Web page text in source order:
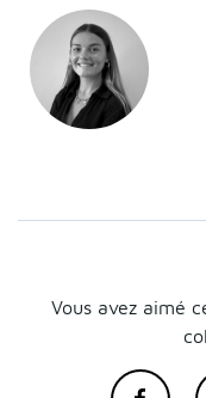
Vous avez aimé